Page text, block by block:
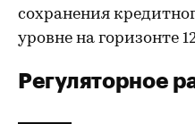
сохранения
уровне на горизонте
Регуляторное